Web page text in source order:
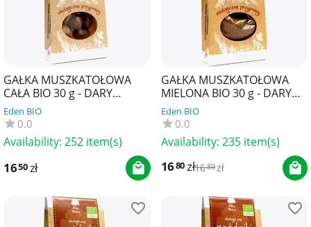
GAŁKA MUSZKATOŁOWA
CAŁA BIO 30 g - DARY
NATURY
Eden BIO
0.0
Availability: 252 item(s)
1650zł
GAŁKA MUSZKATOŁOWA
MIELONA BIO 30 g - DARY
NATURY
Eden BIO
0.0
Availability: 235 item(s)
1680zł1689zł